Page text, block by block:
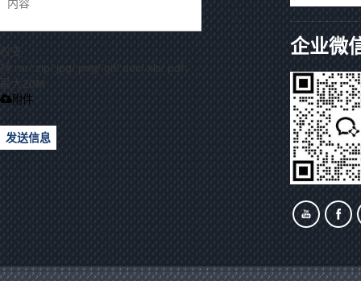
仅支
持.rar/.zip/.jpg/.png/.gif/.doc/.xls/.pdf，
最大20M
附件
发送信息
企业微